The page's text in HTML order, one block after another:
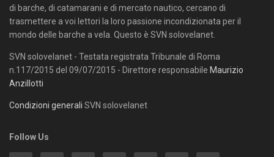
di barche, di catamarani e di mercato nautico, cercano di
trasmettere a voi lettori la loro passione incondizionata per il
mondo delle barche a vela. Questo è SVN solovelanet.
SVN solovelanet - Testata registrata Tribunale di Roma
n.117/2015 del 09/07/2015 - Direttore responsabile Maurizio
Anzillotti
Condizioni generali SVN solovelanet
Follow Us